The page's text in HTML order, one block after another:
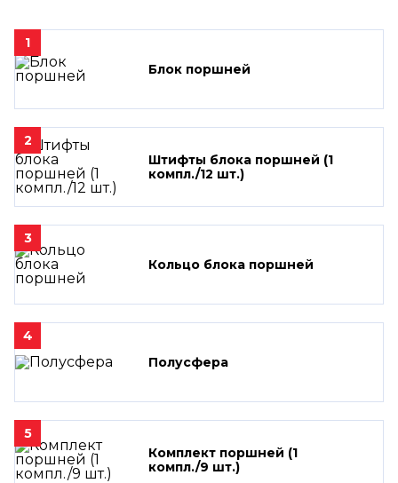
1
Блок поршней
2
Штифты блока поршней (1
компл./12 шт.)
3
Кольцо блока поршней
4
Полусфера
5
Комплект поршней (1
компл./9 шт.)